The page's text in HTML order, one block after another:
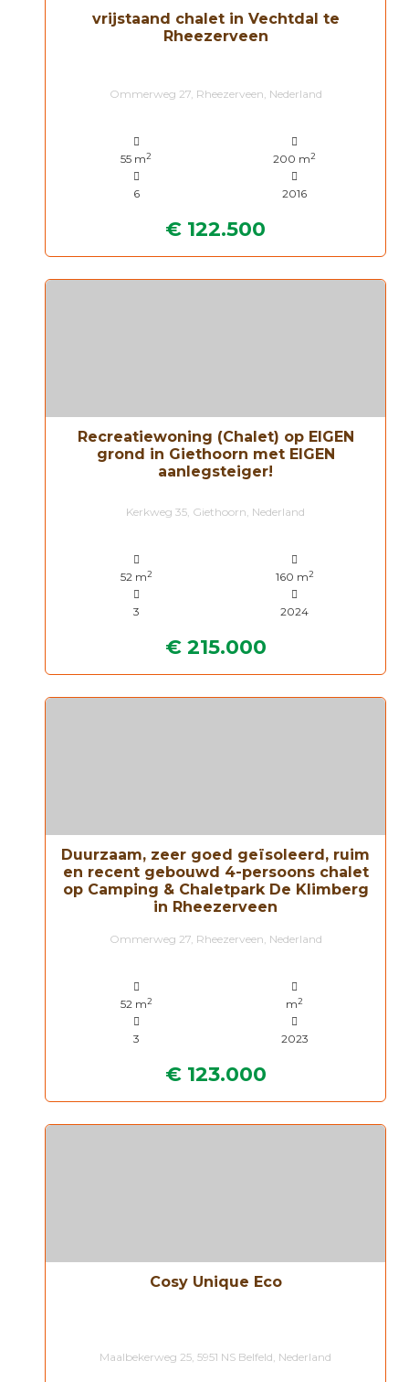
vrijstaand chalet in Vechtdal te
Rheezerveen
Ommerweg 27, Rheezerveen, Nederland
55 m2 200 m2
6 2016
€ 122.500
Recreatiewoning (Chalet) op EIGEN
grond in Giethoorn met EIGEN
aanlegsteiger!
Kerkweg 35, Giethoorn, Nederland
52 m2 160 m2
3 2024
€ 215.000
Duurzaam, zeer goed geïsoleerd, ruim
en recent gebouwd 4-persoons chalet
op Camping & Chaletpark De Klimberg
in Rheezerveen
Ommerweg 27, Rheezerveen, Nederland
52 m2 m2
3 2023
€ 123.000
Cosy Unique Eco
Maalbekerweg 25, 5951 NS Belfeld, Nederland